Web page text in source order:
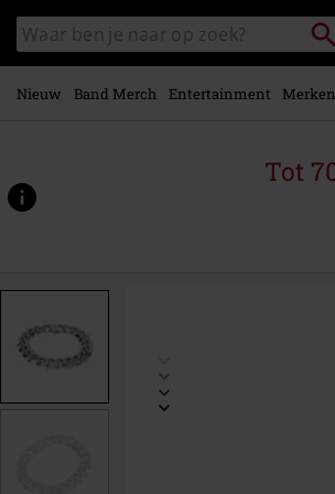
naar
hoofdinhoud
Zoek
in
catalogus
Nieuw Band Merch Entertainment Merken
Tot
www.large.nl/p/pantserketting-